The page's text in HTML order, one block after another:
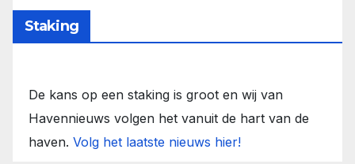
Staking
De kans op een staking is groot en wij van
Havennieuws volgen het vanuit de hart van de
haven. Volg het laatste nieuws hier!